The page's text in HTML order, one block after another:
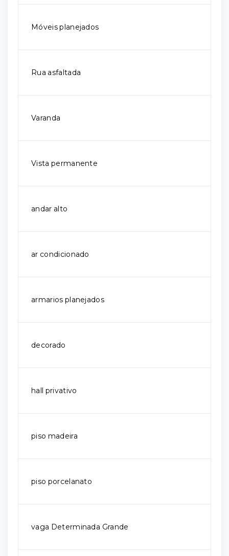
Móveis planejados
Rua asfaltada
Varanda
Vista permanente
andar alto
ar condicionado
armarios planejados
decorado
hall privativo
piso madeira
piso porcelanato
vaga Determinada Grande